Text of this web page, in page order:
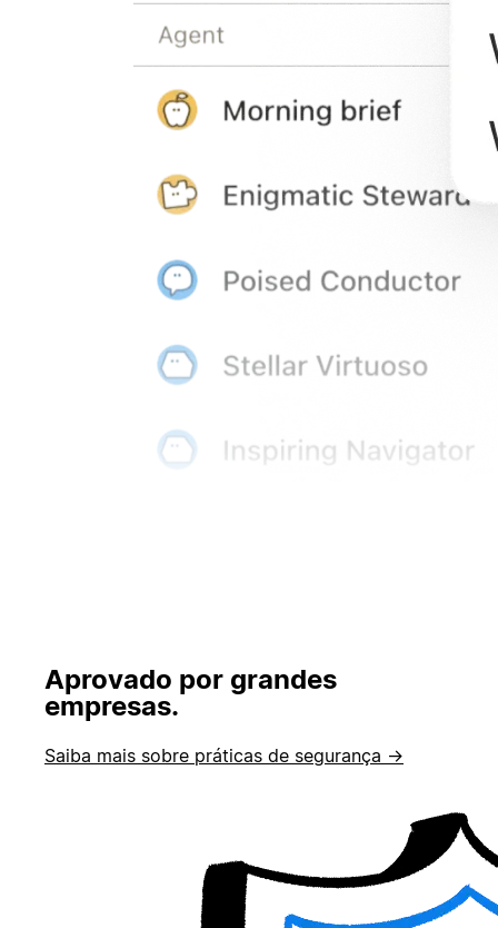
Aprovado por grandes
empresas.
Saiba mais sobre práticas de segurança →